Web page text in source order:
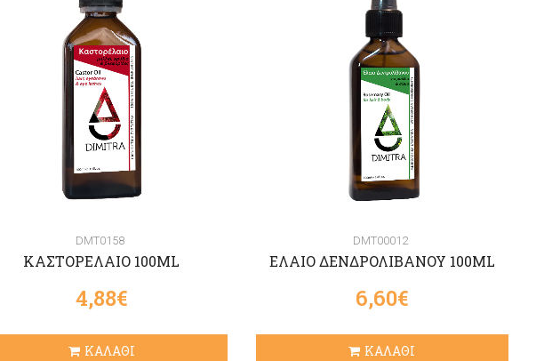
DMT0158
ΚΑΣΤΟΡΕΛΑΙΟ 100ML
4,88€
ΚΑΛΑΘΙ
DMT00012
ΕΛΑΙΟ ΔΕΝΔΡΟΛΙΒΑΝΟΥ 100ML
6,60€
ΚΑΛΑΘΙ